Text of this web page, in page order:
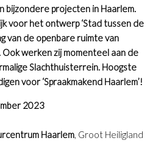
bijzondere projecten in Haarlem.
voor het ontwerp ‘Stad tussen de
van de openbare ruimte van
Ook werken zij momenteel aan de
Slachthuisterrein. Hoogste
voor ‘Spraakmakend Haarlem’!
2023
Haarlem, Groot Heiligland